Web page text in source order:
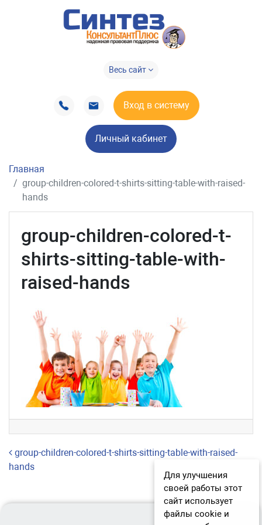
Весь сайт
Вход в систему
Личный кабинет
Главная
group-children-colored-t-shirts-sitting-table-with-raised-
hands
group-children-colored-t-
shirts-sitting-table-with-
raised-hands
Навигация по записям
group-children-colored-t-shirts-sitting-table-with-raised-
hands
Для улучшения
своей работы этот
сайт использует
файлы cookie и